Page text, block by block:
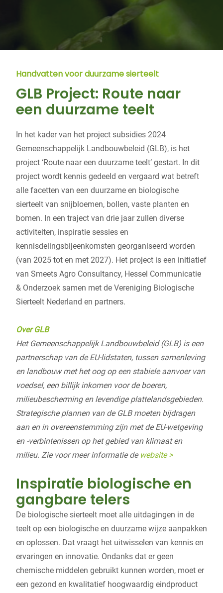
Handvatten voor duurzame sierteelt
GLB Project: Route naar
een duurzame teelt
In het kader van het project subsidies 2024
Gemeenschappelijk Landbouwbeleid (GLB), is het
project ‘Route naar een duurzame teelt’ gestart. In dit
project wordt kennis gedeeld en vergaard wat betreft
alle facetten van een duurzame en biologische
sierteelt van snijbloemen, bollen, vaste planten en
bomen. In een traject van drie jaar zullen diverse
activiteiten, inspiratie sessies en
kennisdelingsbijeenkomsten georganiseerd worden
(van 2025 tot en met 2027). Het project is een initiatief
van Smeets Agro Consultancy, Hessel Communicatie
& Onderzoek samen met de Vereniging Biologische
Sierteelt Nederland en partners.
Over GLB
Het Gemeenschappelijk Landbouwbeleid (GLB) is een
partnerschap van de EU-lidstaten, tussen samenleving
en landbouw met het oog op een stabiele aanvoer van
voedsel, een billijk inkomen voor de boeren,
milieubescherming en levendige plattelandsgebieden.
Strategische plannen van de GLB moeten bijdragen
aan en in overeenstemming zijn met de EU-wetgeving
en -verbintenissen op het gebied van klimaat en
milieu. Zie voor meer informatie de website >
Inspiratie biologische en
gangbare telers
De biologische sierteelt moet alle uitdagingen in de
teelt op een biologische en duurzame wijze aanpakken
en oplossen. Dat vraagt het uitwisselen van kennis en
ervaringen en innovatie. Ondanks dat er geen
chemische middelen gebruikt kunnen worden, moet er
een gezond en kwalitatief hoogwaardig eindproduct